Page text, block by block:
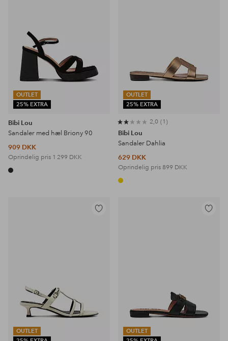
OUTLET
25% EXTRA
Bibi Lou
Sandaler med hæl Briony 90
909 DKK
Oprindelig pris 1 299 DKK
OUTLET
25% EXTRA
2,0 1
Bibi Lou
Sandaler Dahlia
629 DKK
Oprindelig pris 899 DKK
OUTLET
Tilføj
OUTLET
Tilføj